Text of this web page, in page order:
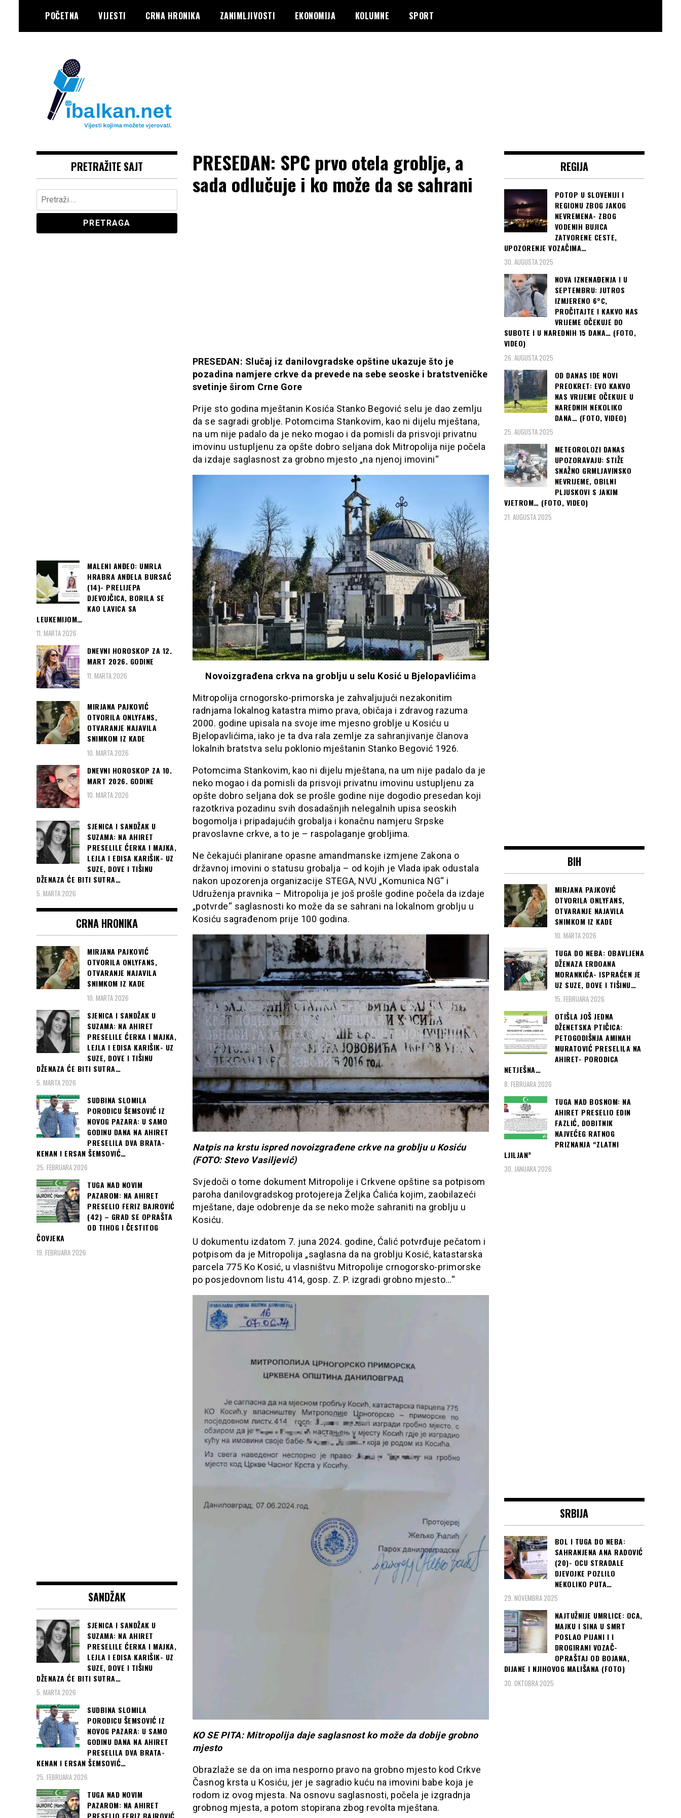
content
POČETNA VIJESTI CRNA HRONIKA ZANIMLJIVOSTI EKONOMIJA KOLUMNE SPORT
IBALKAN
PRESEDAN: SPC prvo otela groblje, a
sada odlučuje i ko može da se sahrani
PRESEDAN: Slučaj iz danilovgradske opštine ukazuje što je
pozadina namjere crkve da prevede na sebe seoske i bratstveničke
svetinje širom Crne Gore
Prije sto godina mještanin Kosića Stanko Begović selu je dao zemlju
da se sagradi groblje. Potomcima Stankovim, kao ni dijelu mještana,
na um nije padalo da je neko mogao i da pomisli da prisvoji privatnu
imovinu ustupljenu za opšte dobro seljana dok Mitropolija nije počela
da izdaje saglasnost za grobno mjesto „na njenoj imovini“
Novoizgrađena crkva na groblju u selu Kosić u Bjelopavlićima
Mitropolija crnogorsko-primorska je zahvaljujući nezakonitim
radnjama lokalnog katastra mimo prava, običaja i zdravog razuma
2000. godine upisala na svoje ime mjesno groblje u Kosiću u
Bjelopavlićima, iako je ta dva rala zemlje za sahranjivanje članova
lokalnih bratstva selu poklonio mještanin Stanko Begović 1926.
Potomcima Stankovim, kao ni dijelu mještana, na um nije padalo da je
neko mogao i da pomisli da prisvoji privatnu imovinu ustupljenu za
opšte dobro seljana dok se prošle godine nije dogodio presedan koji
razotkriva pozadinu svih dosadašnjih nelegalnih upisa seoskih
bogomolja i pripadajućih grobalja i konačnu namjeru Srpske
pravoslavne crkve, a to je – raspolaganje grobljima.
Ne čekajući planirane opasne amandmanske izmjene Zakona o
državnoj imovini o statusu grobalja – od kojih je Vlada ipak odustala
nakon upozorenja organizacije STEGA, NVU „Komunica NG“ i
Udruženja pravnika – Mitropolija je još prošle godine počela da izdaje
„potvrde“ saglasnosti ko može da se sahrani na lokalnom groblju u
Kosiću sagrađenom prije 100 godina.
Natpis na krstu ispred novoizgrađene crkve na groblju u Kosiću
(FOTO: Stevo Vasiljević)
Svjedoči o tome dokument Mitropolije i Crkvene opštine sa potpisom
paroha danilovgradskog protojereja Željka Ćalića kojim, zaobilazeći
mještane, daje odobrenje da se neko može sahraniti na groblju u
Kosiću.
U dokumentu izdatom 7. juna 2024. godine, Ćalić potvrđuje pečatom i
potpisom da je Mitropolija „saglasna da na groblju Kosić, katastarska
parcela 775 Ko Kosić, u vlasništvu Mitropolije crnogorsko-primorske
po posjedovnom listu 414, gosp. Z. P. izgradi grobno mjesto…“
KO SE PITA: Mitropolija daje saglasnost ko može da dobije grobno
mjesto
Obrazlaže se da on ima nesporno pravo na grobno mjesto kod Crkve
Časnog krsta u Kosiću, jer je sagradio kuću na imovini babe koja je
rodom iz ovog mjesta. Na osnovu saglasnosti, počela je izgradnja
grobnog mjesta, a potom stopirana zbog revolta mještana.
PRETRAŽITE SAJT
Pretraga:
MALENI ANĐEO: UMRLA
HRABRA ANĐELA BURSAĆ
(14)- PRELIJEPA
DJEVOJČICA, BORILA SE
KAO LAVICA SA
LEUKEMIJOM…
11. MARTA 2026
DNEVNI HOROSKOP ZA 12.
MART 2026. GODINE
11. MARTA 2026
MIRJANA PAJKOVIĆ
OTVORILA ONLYFANS,
OTVARANJE NAJAVILA
SNIMKOM IZ KADE
10. MARTA 2026
DNEVNI HOROSKOP ZA 10.
MART 2026. GODINE
10. MARTA 2026
SJENICA I SANDŽAK U
SUZAMA: NA AHIRET
PRESELILE ĆERKA I MAJKA,
LEJLA I EDISA KARIŠIK- UZ
SUZE, DOVE I TIŠINU
DŽENAZA ĆE BITI SUTRA…
5. MARTA 2026
CRNA HRONIKA
MIRJANA PAJKOVIĆ
OTVORILA ONLYFANS,
OTVARANJE NAJAVILA
SNIMKOM IZ KADE
10. MARTA 2026
SJENICA I SANDŽAK U
SUZAMA: NA AHIRET
PRESELILE ĆERKA I MAJKA,
LEJLA I EDISA KARIŠIK- UZ
SUZE, DOVE I TIŠINU
DŽENAZA ĆE BITI SUTRA…
5. MARTA 2026
SUDBINA SLOMILA
PORODICU ŠEMSOVIĆ IZ
NOVOG PAZARA: U SAMO
GODINU DANA NA AHIRET
PRESELILA DVA BRATA-
KENAN I ERSAN ŠEMSOVIĆ…
25. FEBRUARA 2026
TUGA NAD NOVIM
PAZAROM: NA AHIRET
PRESELIO FERIZ BAJROVIĆ
(42) – GRAD SE OPRAŠTA
OD TIHOG I ČESTITOG
ČOVJEKA
19. FEBRUARA 2026
SANDŽAK
SJENICA I SANDŽAK U
SUZAMA: NA AHIRET
PRESELILE ĆERKA I MAJKA,
LEJLA I EDISA KARIŠIK- UZ
SUZE, DOVE I TIŠINU
DŽENAZA ĆE BITI SUTRA…
5. MARTA 2026
SUDBINA SLOMILA
PORODICU ŠEMSOVIĆ IZ
NOVOG PAZARA: U SAMO
GODINU DANA NA AHIRET
PRESELILA DVA BRATA-
KENAN I ERSAN ŠEMSOVIĆ…
25. FEBRUARA 2026
TUGA NAD NOVIM
PAZAROM: NA AHIRET
REGIJA
POTOP U SLOVENIJI I
REGIONU ZBOG JAKOG
NEVREMENA- ZBOG
VODENIH BUJICA
ZATVORENE CESTE,
UPOZORENJE VOZAČIMA…
30. AUGUSTA 2025
NOVA IZNENAĐENJA I U
SEPTEMBRU: JUTROS
IZMJERENO 6°C,
PROČITAJTE I KAKVO NAS
VRIJEME OČEKUJE DO
SUBOTE I U NAREDNIH 15 DANA… (FOTO,
VIDEO)
26. AUGUSTA 2025
OD DANAS IDE NOVI
PREOKRET: EVO KAKVO
NAS VRIJEME OČEKUJE U
NAREDNIH NEKOLIKO
DANA… (FOTO, VIDEO)
25. AUGUSTA 2025
METEOROLOZI DANAS
UPOZORAVAJU: STIŽE
SNAŽNO GRMLJAVINSKO
NEVRIJEME, OBILNI
PLJUSKOVI S JAKIM
VJETROM… (FOTO, VIDEO)
21. AUGUSTA 2025
BIH
MIRJANA PAJKOVIĆ
OTVORILA ONLYFANS,
OTVARANJE NAJAVILA
SNIMKOM IZ KADE
10. MARTA 2026
TUGA DO NEBA: OBAVLJENA
DŽENAZA ERDOANA
MORANKIĆA- ISPRAĆEN JE
UZ SUZE, DOVE I TIŠINU…
15. FEBRUARA 2026
OTIŠLA JOŠ JEDNA
DŽENETSKA PTIČICA:
PETOGODIŠNJA AMINAH
MURATOVIĆ PRESELILA NA
AHIRET- PORODICA
NETJEŠNA…
8. FEBRUARA 2026
TUGA NAD BOSNOM: NA
AHIRET PRESELIO EDIN
FAZLIĆ, DOBITNIK
NAJVEĆEG RATNOG
PRIZNANJA “ZLATNI
LJILJAN”
30. JANUARA 2026
SRBIJA
BOL I TUGA DO NEBA:
SAHRANJENA ANA RADOVIĆ
(20)- OCU STRADALE
DJEVOJKE POZLILO
NEKOLIKO PUTA…
29. NOVEMBRA 2025
NAJTUŽNIJE UMRLICE: OCA,
MAJKU I SINA U SMRT
POSLAO PIJANI I I
DROGIRANI VOZAČ-
OPRAŠTAJ OD BOJANA,
DIJANE I NJIHOVOG MALIŠANA (FOTO)
30. OKTOBRA 2025